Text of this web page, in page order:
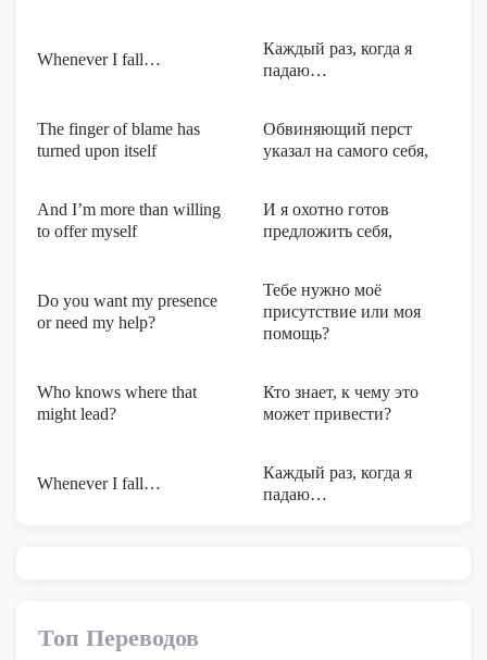
Whenever I fall…
Каждый раз, когда я
падаю…
The finger of blame has
turned upon itself
Обвиняющий перст
указал на самого себя,
And I’m more than willing
to offer myself
И я охотно готов
предложить себя,
Do you want my presence
or need my help?
Тебе нужно моё
присутствие или моя
помощь?
Who knows where that
might lead?
Кто знает, к чему это
может привести?
Whenever I fall…
Каждый раз, когда я
падаю…
Топ Переводов